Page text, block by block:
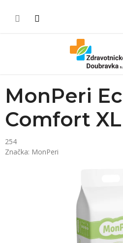
MonPeri
Comfort XL
254
Značka: MonPeri